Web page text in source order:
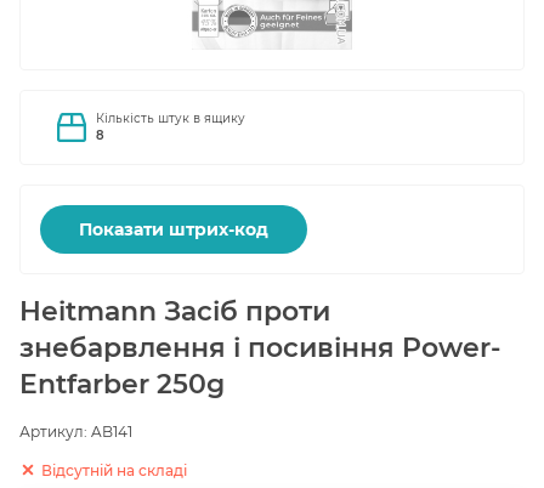
Кількість штук в ящику
8
Показати штрих-код
Heitmann Засіб проти
знебарвлення і посивіння Power-
Entfarber 250g
Артикул: AB141
Відсутній на складі